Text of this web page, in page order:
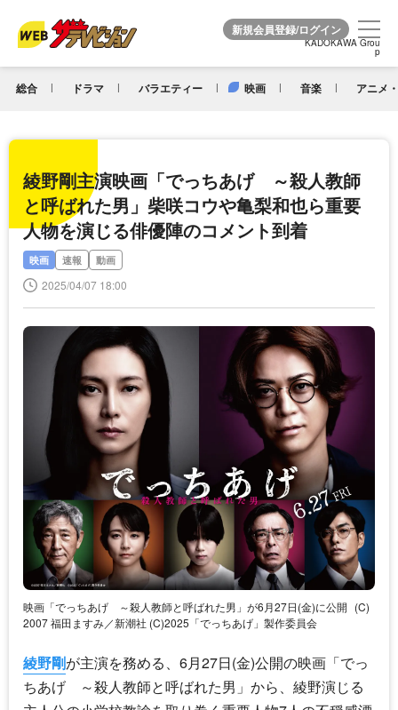
KADOKAWA Grou
p
総合 ドラマ バラエティー 映画 音楽 アニメ
KADOKAWA Grou
p
綾野剛主演映画「でっちあげ ～殺人教師
と呼ばれた男」柴咲コウや亀梨和也ら重要
人物を演じる俳優陣のコメント到着
映画 速報 動画
2025/04/07 18:00
映画「でっちあげ ～殺人教師と呼ばれた男」が6月27日(金)に公開 (C)
2007 福田ますみ／新潮社 (C)2025「でっちあげ」製作委員会
綾野剛が主演を務める、6月27日(金)公開の映画「でっ
ちあげ ～殺人教師と呼ばれた男」から、綾野演じる